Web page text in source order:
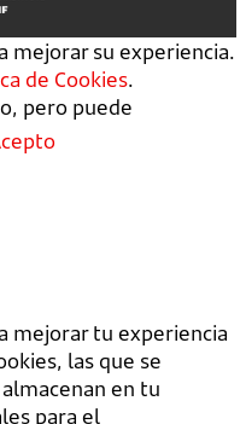
mejorar su experiencia.
de Cookies.
pero puede
mejorar tu experiencia
las que se
en tu
para el